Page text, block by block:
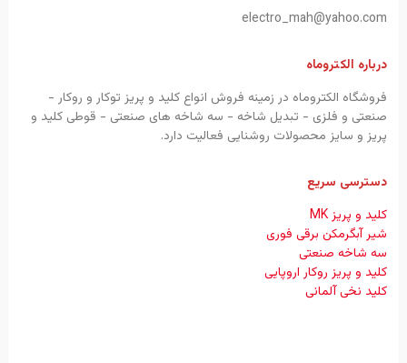
electro_mah@yahoo.com
درباره الکتروماه
فروشگاه الکتروماه در زمینه فروش انواع کلید و پریز توکار و روکار -
صنعتی و فلزی - تبدیل شاخه - سه شاخه های صنعتی - قوطی کلید و
پریز و سایز محصولات روشنایی فعالیت دارد.
دسترسی سریع
کلید و پریز MK
شیر آبگرمکن برقی فوری
سه شاخه صنعتی
کلید و پریز روکار اروپایی
کلید نخی آلمانی